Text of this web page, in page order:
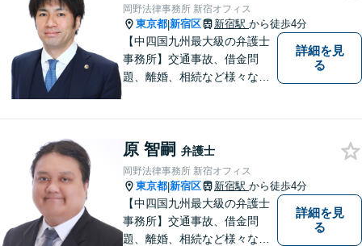
岡野法律事務所 新宿オフィス
東京都|新宿区 新宿駅 から徒歩4分
【中四国九州最大級の弁護士
事務所】交通事故、借金問
題、離婚、相続など様々な問
い！
詳細を見
る
原 智嗣 弁護士
岡野法律事務所 新宿オフィス
東京都|新宿区 新宿駅 から徒歩4分
【中四国九州最大級の弁護士
事務所】交通事故、借金問
題、離婚、相続など様々な問
詳細を見
る